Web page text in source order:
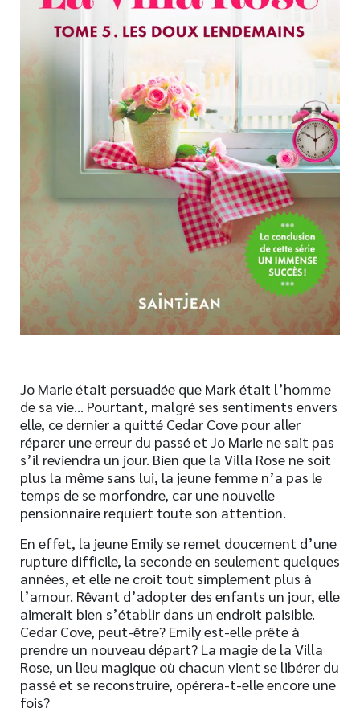
Nouveautés
Livres audio
Meilleurs vendeurs
À PROPOS
Jo Marie était persuadée que Mark était l’homme
de sa vie… Pourtant, malgré ses sentiments envers
elle, ce dernier a quitté Cedar Cove pour aller
réparer une erreur du passé et Jo Marie ne sait pas
s’il reviendra un jour. Bien que la Villa Rose ne soit
plus la même sans lui, la jeune femme n’a pas le
temps de se morfondre, car une nouvelle
pensionnaire requiert toute son attention.
En effet, la jeune Emily se remet doucement d’une
rupture difficile, la seconde en seulement quelques
années, et elle ne croit tout simplement plus à
l’amour. Rêvant d’adopter des enfants un jour, elle
aimerait bien s’établir dans un endroit paisible.
Cedar Cove, peut-être? Emily est-elle prête à
prendre un nouveau départ? La magie de la Villa
Rose, un lieu magique où chacun vient se libérer du
passé et se reconstruire, opérera-t-elle encore une
fois?